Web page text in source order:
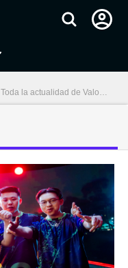
Toda la actualidad de Valorant